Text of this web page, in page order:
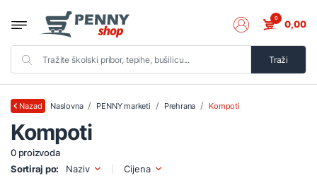
Traži
0 0,00
Nazad Naslovna PENNY marketi Prehrana Kompoti
Kompoti
0 proizvoda
Sortiraj po:
Naziv Cijena